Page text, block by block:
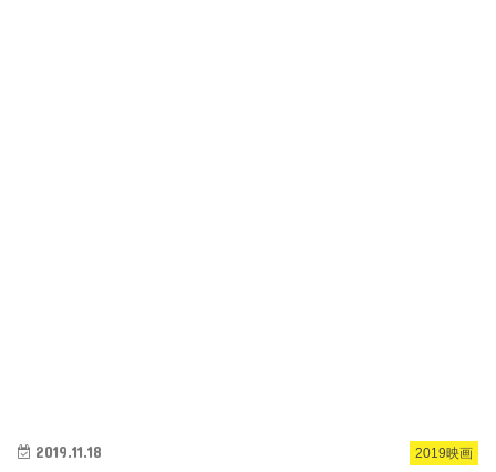
2019映画
2019.11.18